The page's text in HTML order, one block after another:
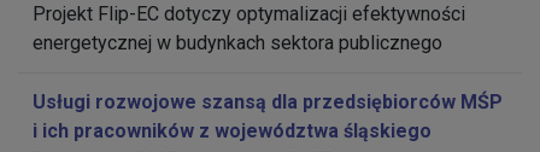
Projekt Flip-EC dotyczy optymalizacji efektywności
energetycznej w budynkach sektora publicznego
Usługi rozwojowe szansą dla przedsiębiorców MŚP
i ich pracowników z województwa śląskiego